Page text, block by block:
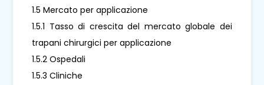
1.5 Mercato per applicazione
1.5.1 Tasso di crescita del mercato globale dei
trapani chirurgici per applicazione
1.5.2 Ospedali
1.5.3 Cliniche